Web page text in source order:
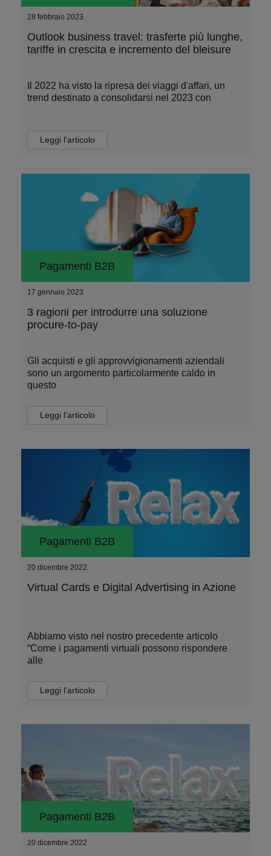
28 febbraio 2023
Outlook business travel: trasferte più lunghe,
tariffe in crescita e incremento del bleisure
Il 2022 ha visto la ripresa dei viaggi d'affari, un
trend destinato a consolidarsi nel 2023 con
Leggi l’articolo
Pagamenti B2B
17 gennaio 2023
3 ragioni per introdurre una soluzione
procure-to-pay
Gli acquisti e gli approvvigionamenti aziendali
sono un argomento particolarmente caldo in
questo
Leggi l’articolo
Pagamenti B2B
20 dicembre 2022
Virtual Cards e Digital Advertising in Azione
Abbiamo visto nel nostro precedente articolo
“Come i pagamenti virtuali possono rispondere
alle
Leggi l’articolo
Pagamenti B2B
20 dicembre 2022